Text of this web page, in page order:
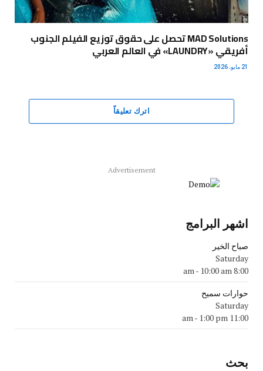
MAD Solutions تحصل على حقوق توزيع الفيلم الجنوب
أفريقي «LAUNDRY» في العالم العربي
21 مايو، 2026
اترك تعليقاً
Advertisement
اشهر البرامج
صباح الخير
Saturday
8:00 am
- 10:00 am
حوارات سميح
Saturday
11:00 am
- 1:00 pm
بحث